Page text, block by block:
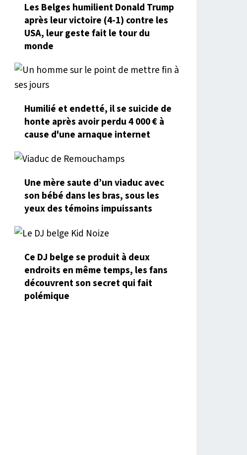
Les Belges humilient Donald Trump
après leur victoire (4-1) contre les
USA, leur geste fait le tour du
monde
Humilié et endetté, il se suicide de
honte après avoir perdu 4 000 € à
cause d'une arnaque internet
Une mère saute d’un viaduc avec
son bébé dans les bras, sous les
yeux des témoins impuissants
Ce DJ belge se produit à deux
endroits en même temps, les fans
découvrent son secret qui fait
polémique